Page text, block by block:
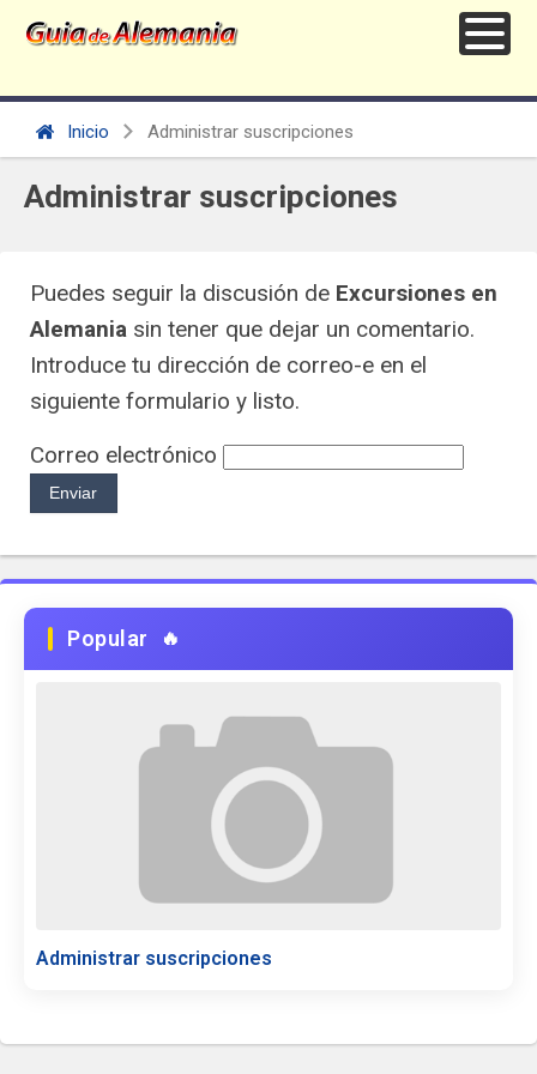
Inicio Administrar suscripciones
Administrar suscripciones
Puedes seguir la discusión de Excursiones en
Alemania sin tener que dejar un comentario.
Introduce tu dirección de correo-e en el
siguiente formulario y listo.
Correo electrónico
Popular
Administrar suscripciones